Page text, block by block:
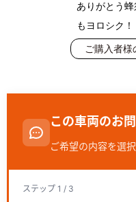
ありがとう
もヨロシク！
ご購入者様
この車両のお
ご希望の内容を選
ステップ 1 / 3